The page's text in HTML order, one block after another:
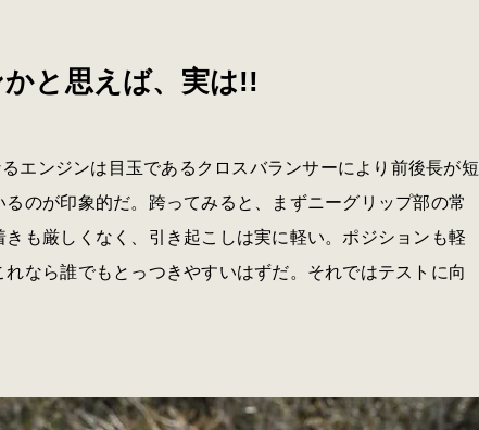
と思えば、実は!!
エンジンは目玉であるクロスバランサーにより前後長が短
のが印象的だ。跨ってみると、まずニーグリップ部の常
も厳しくなく、引き起こしは実に軽い。ポジションも軽
なら誰でもとっつきやすいはずだ。それではテストに向